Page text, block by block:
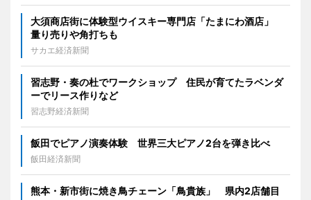
大須商店街に体験型ウイスキー専門店「たまにわ酒店」
量り売りや角打ちも
サカエ経済新聞
習志野・奏の杜でワークショップ 住民が育てたラベンダ
ーでリース作りなど
習志野経済新聞
飯田でピアノ演奏体験 世界三大ピアノ2台を弾き比べ
飯田経済新聞
熊本・新市街に焼き鳥チェーン「鳥貴族」 県内2店舗目